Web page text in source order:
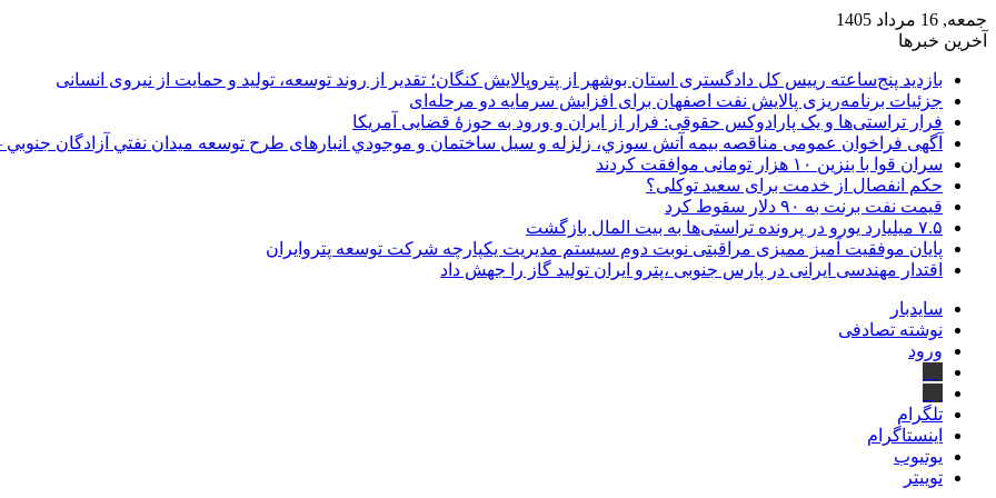
جمعه, 16 مرداد 1405
آخرین خبرها
بازدید پنج‌ساعته رییس کل دادگستری استان بوشهر از پتروپالایش کنگان؛ تقدیر از روند توسعه، تولید و حمایت از نیروی انسانی
جزئیات برنامه‌ریزی پالایش نفت اصفهان برای افزایش سرمایه دو مرحله‌ای
فرار تراستی‌ها و یک پارادوکس حقوقی: فرار از ایران و ورود به حوزۀ قضایی آمریکا
آگهی فراخوان عمومی مناقصه بيمه آتش سوزي، زلزله و سیل ساختمان و موجودي انبارهای طرح توسعه ميدان نفتي آزادگان جنوبي
سران قوا با بنزین ۱۰ هزار تومانی موافقت کردند
حکم انفصال از خدمت برای سعید توکلی؟
قیمت نفت برنت به ۹۰ دلار سقوط کرد
۷.۵ میلیارد یورو در پرونده تراستی‌ها به بیت المال بازگشت
پایان موفقیت آمیز ممیزی مراقبتی نوبت دوم سیستم مدیریت یکپارچه شرکت توسعه پتروایران
اقتدار مهندسی ایرانی در پارس جنوبی ،پترو ایران تولید گاز را جهش داد
سایدبار
نوشته تصادفی
ورود
تلگرام
اینستاگرام
یوتیوب
توییتر